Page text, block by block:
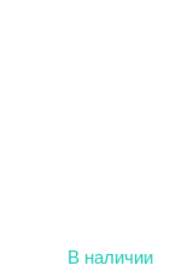
В наличии